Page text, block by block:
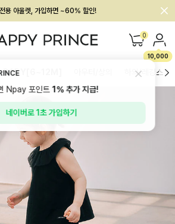
용 아울렛, 가입하면 ~60% 할인!
멤버십 최대 28,000원 혜택 0
10,000
BABY[6~12M] 하의/레깅스
Npay 포인트1%추가 지급!
네이버로 1초 가입하기